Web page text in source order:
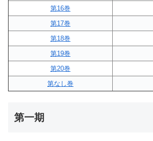
第16巻
第17巻
第18巻
第19巻
第20巻
第なし巻
第一期